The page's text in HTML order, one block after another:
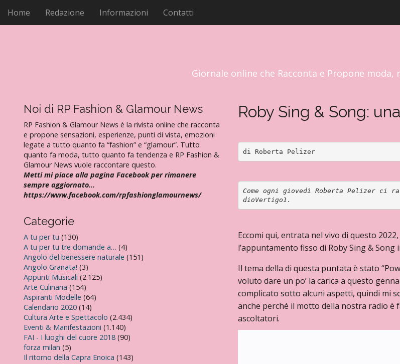
M
i
Home Redazione Informazioni Contatti
Giornale online che Racconta e Propone moda,
Roby Sing & Song:
di Roberta Pelizer
Come ogni giovedì Roberta Pelizer ci
dioVertigo1.
Eccomi qui, entrata nel vivo di questo
l’appuntamento fisso di Roby Sing &
Il tema della di questa puntata è stato
voluto dare un po’ la carica a questo
complicato sotto alcuni aspetti, quindi mi
anche perché il motto della nostra radio
ascoltatori.
Noi di RP Fashion & Glamour News
RP Fashion & Glamour News è la rivista online che racconta
e propone sensazioni, esperienze, punti di vista, emozioni
legate a tutto quanto fa “fashion” e “glamour”. Tutto
quanto fa moda, tutto quanto fa tendenza e RP Fashion &
Glamour News vuole raccontare questo.
Metti mi piace alla pagina Facebook per rimanere
sempre aggiornato…
https://www.facebook.com/rpfashionglamournews/
Categorie
A tu per tu (130)
A tu per tu tre domande a… (4)
Angolo del benessere naturale (151)
Angolo Granata! (3)
Appunti Musicali (2.125)
Arte Culinaria (154)
Aspiranti Modelle (64)
Calendario 2020 (14)
Cultura Arte e Spettacolo (2.434)
Eventi & Manifestazioni (1.140)
FAI - I luoghi del cuore 2018 (90)
forza milan (5)
Il ritorno della Capra Enoica (143)